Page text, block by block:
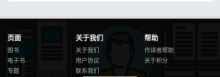
页面
图书
电子书
专题
关于我们
关于我们
用户协议
联系我们
帮助
作译者帮助
关于积分